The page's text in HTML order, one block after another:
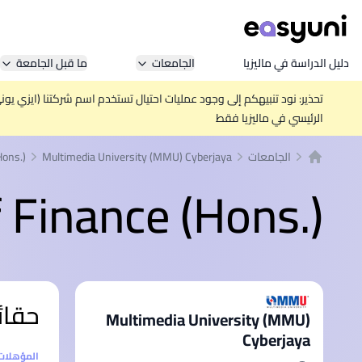
دليل الدراسة في ماليزيا الجامعات ما قبل الجامعة
تحذير: نود تنبيهكم إلى وجود عمليات احتيال تستخدم اسم شركتنا (ايزي
الرئيسي في ماليزيا فقط
الجامعات Multimedia University (MMU) Cyberjaya
(Hons.)
Multimedia University (MMU)
Cyberjaya